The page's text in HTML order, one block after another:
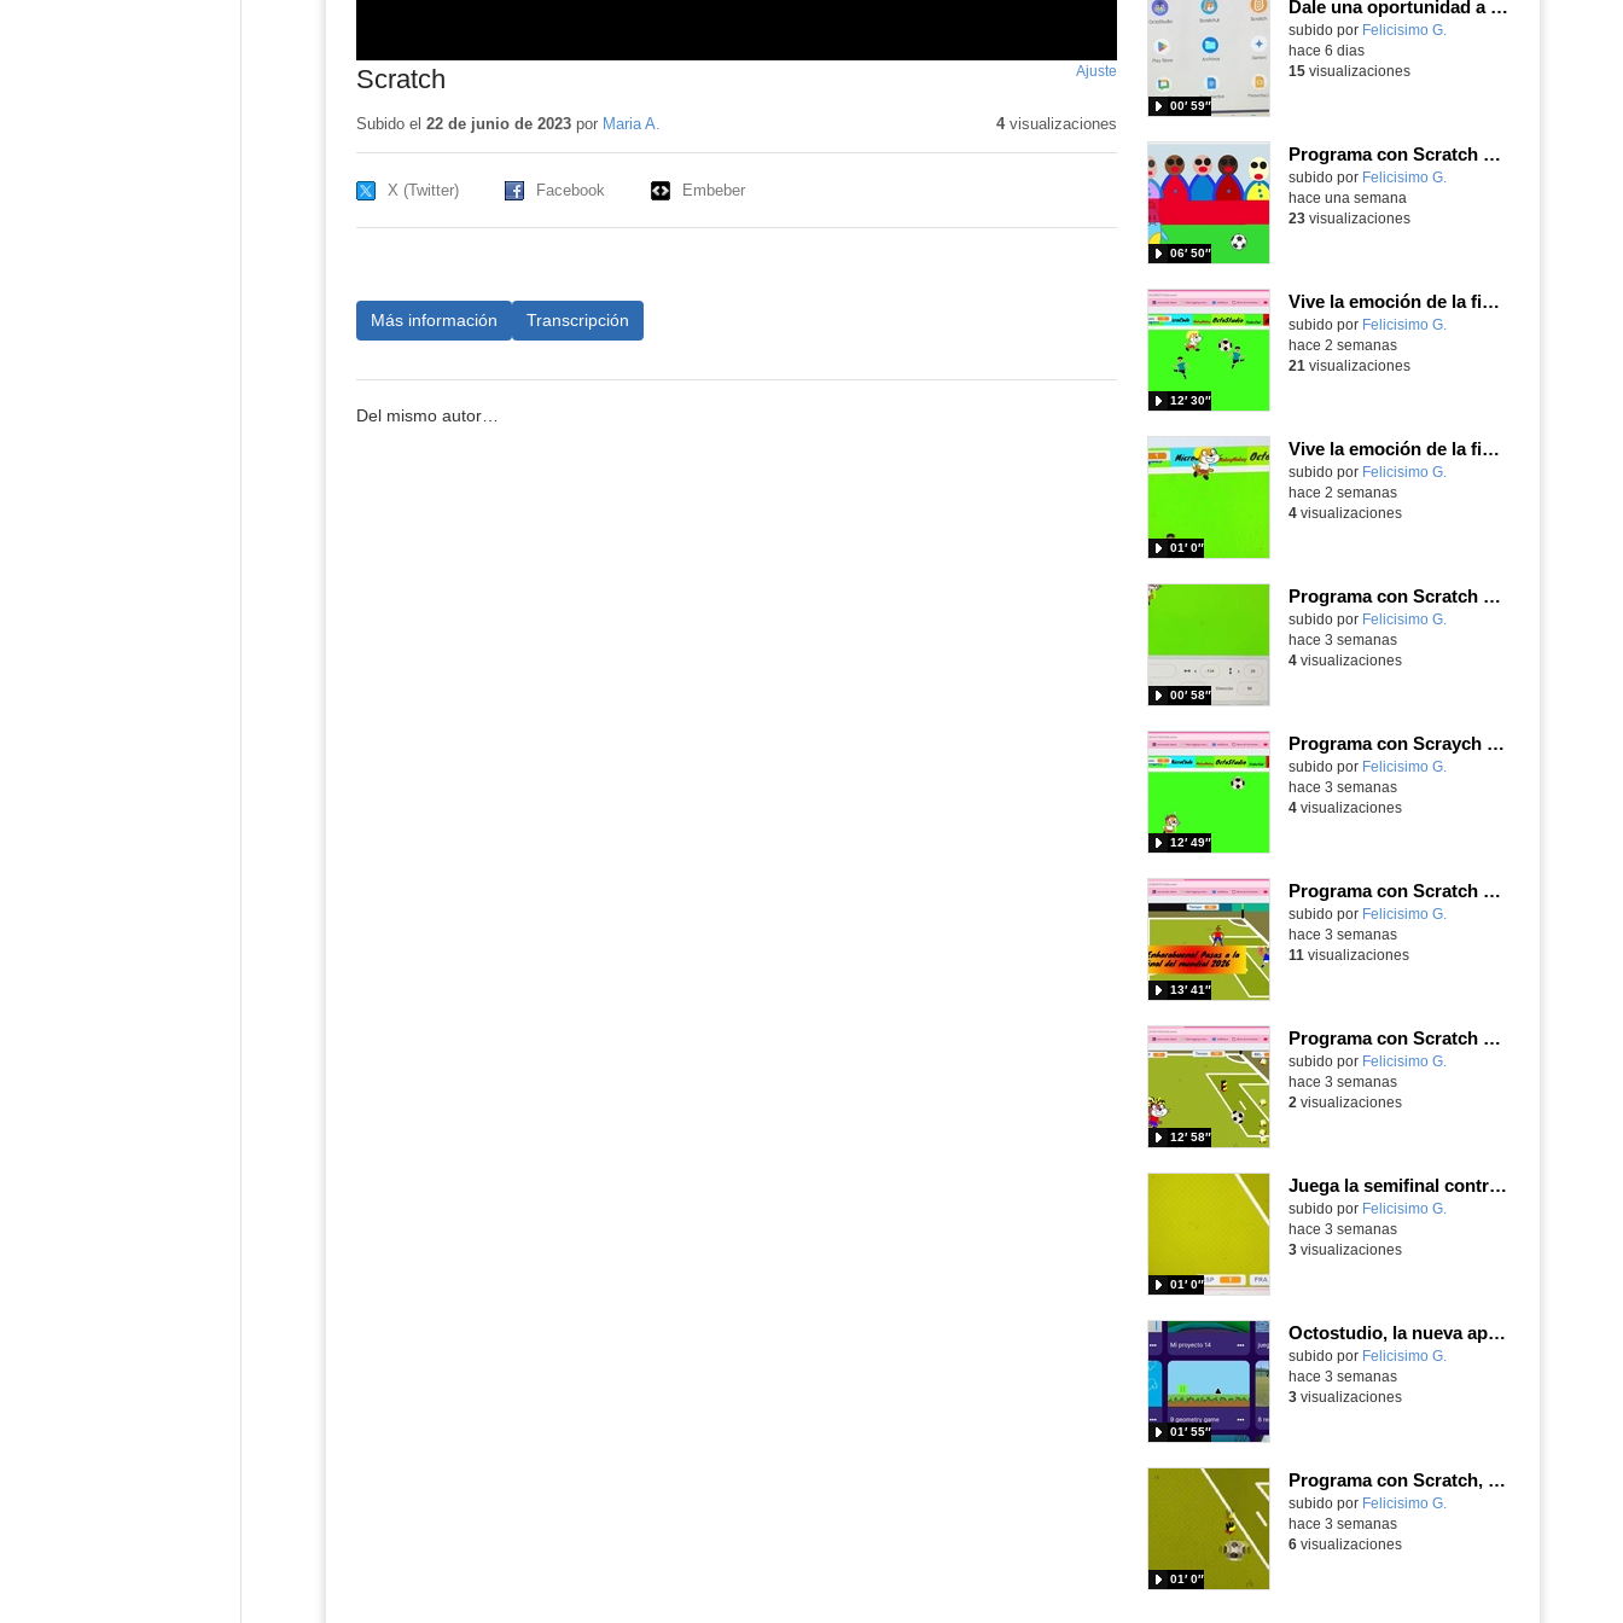
Scratch Ajuste
pantalla
Subido el 22 de junio de 2023por Maria A. 4visualizaciones
X (Twitter) Facebook Embeber
Más información Transcripción
Del mismo autor…
Dale una oportunidad a los Chromebooks y utiliza un proyector para realizar talleres si no tienes pantallas táctiles
Contenido educativo.
subido por Felicisimo G.
00′ 59″
hace 6 dias
15visualizaciones
Programa con Scratch Jr una barrera que se desplaza para dar sensación de movimiento
Contenido educativo.
subido por Felicisimo G.
06′ 50″
hace una semana
23visualizaciones
Vive la emoción de la final del mundial programando con Scratch, un juego de toques y esquivar contrarios
Contenido educativo.
subido por Felicisimo G.
12′ 30″
hace 2 semanas
21 visualizaciones
Vive la emoción de la final del mundial 2026, programando con Scratch un juego de toques.
Contenido educativo.
subido por Felicisimo G.
01′ 0″
hace 2 semanas
4visualizaciones
Programa con Scratch un juego sanferminero con Mikel Merino evitando toros y dando toques al balón.
Contenido educativo.
subido por Felicisimo G.
00′ 58″
hace 3 semanas
4visualizaciones
Programa con Scraych un juego de persecuciones sanfermineras y añade dificultad conduciendo un balón.
Contenido educativo.
subido por Felicisimo G.
12′ 49″
hace 3 semanas
4visualizaciones
Programa con Scratch un juego para vivir la emoción de los centros desde la banda de España
Contenido educativo.
subido por Felicisimo G.
13′ 41″
hace 3 semanas
11 visualizaciones
Programa con Scratch un juego para vivir la emoción del partido de España contra Belgica
Contenido educativo.
subido por Felicisimo G.
12′ 58″
hace 3 semanas
2 visualizaciones
Juega la semifinal contra Francia con un juego utilizando el ángulo para centrar a Nico Williams
Contenido educativo.
subido por Felicisimo G.
01′ 0″
hace 3 semanas
3visualizaciones
Octostudio, la nueva app del MIT entre Scratch Jr y el Scratch de los mayores
Contenido educativo.
subido por Felicisimo G.
01′ 55″
hace 3 semanas
3visualizaciones
Programa con Scratch, un juego tipo frontón para vivir los cuartos de final contra Bélgica
Contenido educativo.
subido por Felicisimo G.
01′ 0″
hace 3 semanas
6visualizaciones